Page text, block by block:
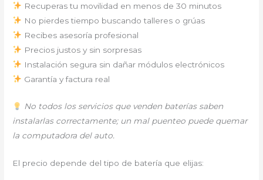
Recuperas tu movilidad en menos de 30 minutos
No pierdes tiempo buscando talleres o grúas
Recibes asesoría profesional
Precios justos y sin sorpresas
Instalación segura sin dañar módulos electrónicos
Garantía y factura real
No todos los servicios que venden baterías saben
instalarlas correctamente; un mal puenteo puede quemar
la computadora del auto.
El precio depende del tipo de batería que elijas: